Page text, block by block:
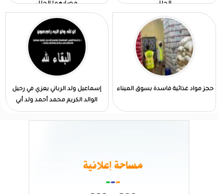
الجلل
مصابهما الجلل
حجز مواد غذائية فاسدة بسوق الميناء
إسماعيل ولد الرباني يعزي في رحيل
الوالد الكريم محمد أحمد ولد أبي